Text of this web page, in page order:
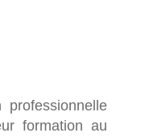
formation au